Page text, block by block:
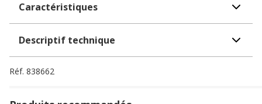
Caractéristiques
Descriptif technique
Réf. 838662